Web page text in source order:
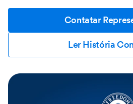
Contatar
Ler História